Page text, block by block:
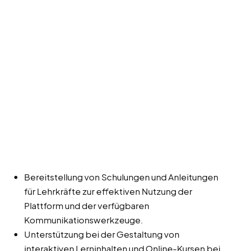
Bereitstellung von Schulungen und Anleitungen
für Lehrkräfte zur effektiven Nutzung der
Plattform und der verfügbaren
Kommunikationswerkzeuge.
Unterstützung bei der Gestaltung von
interaktiven Lerninhalten und Online-Kursen bei